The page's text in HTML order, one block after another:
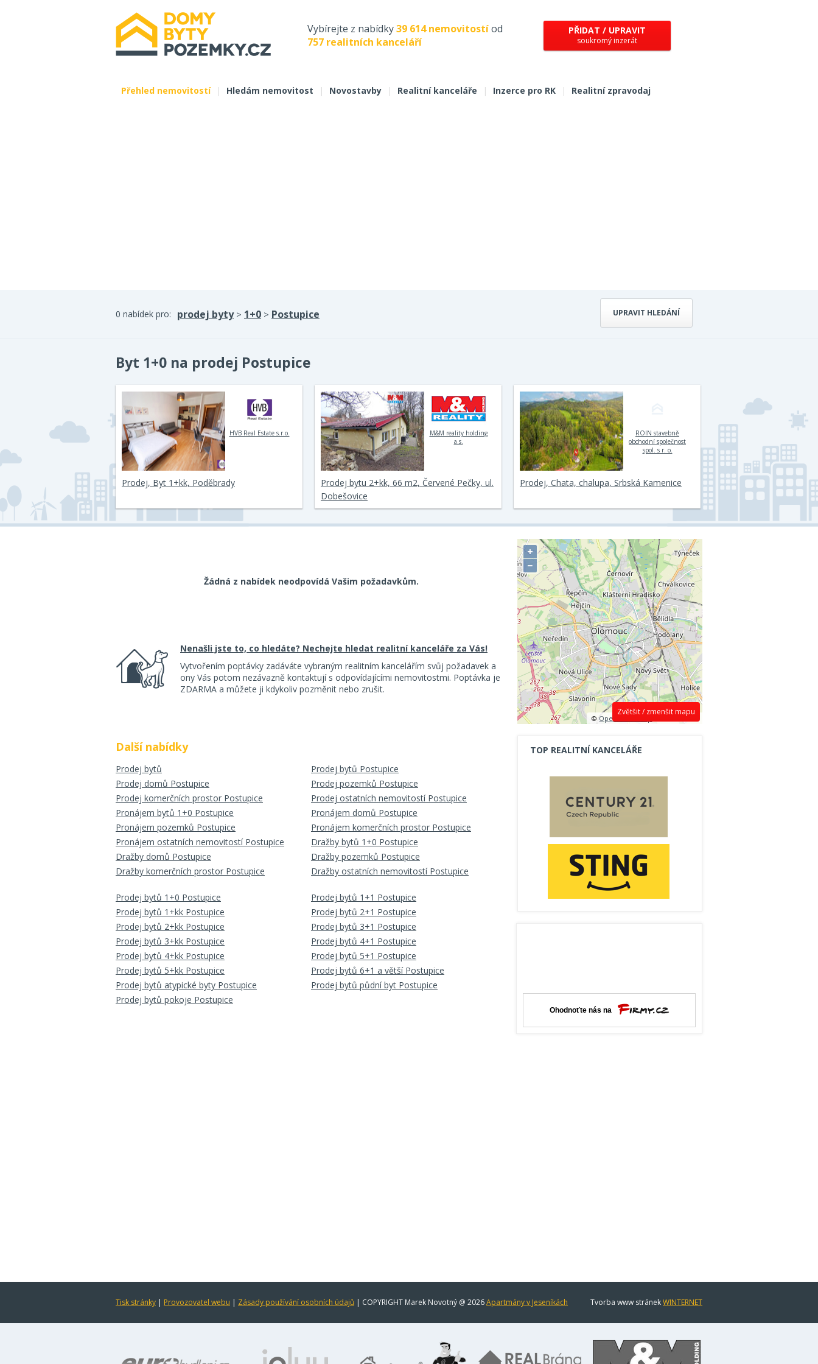
Vybírejte z nabídky39 614 nemovitostíod
757 realitních kanceláří
PŘIDAT / UPRAVIT
soukromý inzerát
Přehled nemovitostí | Hledám nemovitost | Novostavby | Realitní kanceláře | Inzerce pro RK | Realitní zpravodaj
UPRAVIT HLEDÁNÍ
0 nabídek pro: prodej byty> 1+0 > Postupice
Byt 1+0 na prodej Postupice
HVB Real Estate s.r.o.
Prodej, Byt 1+kk, Poděbrady
M&M reality holding
a.s.
Prodej bytu 2+kk, 66 m2, Červené Pečky, ul.
Dobešovice
ROIN stavebně
obchodní společnost
spol. s r. o.
Prodej, Chata, chalupa, Srbská Kamenice
Žádná z nabídek neodpovídá Vašim požadavkům.
Nenašli jste to, co hledáte? Nechejte hledat realitní kanceláře za Vás!
Vytvořením poptávky zadáváte vybraným realitním kancelářím svůj požadavek a
ony Vás potom nezávazně kontaktují s odpovídajícími nemovitostmi. Poptávka je
ZDARMA a můžete ji kdykoliv pozměnit nebo zrušit.
Další nabídky
Prodej bytů
Prodej bytů Postupice
Prodej domů Postupice
Prodej pozemků Postupice
Prodej komerčních prostor Postupice
Prodej ostatních nemovitostí Postupice
Pronájem bytů 1+0 Postupice
Pronájem domů Postupice
Pronájem pozemků Postupice
Pronájem komerčních prostor Postupice
Pronájem ostatních nemovitostí Postupice
Dražby bytů 1+0 Postupice
Dražby domů Postupice
Dražby pozemků Postupice
Dražby komerčních prostor Postupice
Dražby ostatních nemovitostí Postupice
Prodej bytů 1+0 Postupice
Prodej bytů 1+1 Postupice
Prodej bytů 1+kk Postupice
Prodej bytů 2+1 Postupice
Prodej bytů 2+kk Postupice
Prodej bytů 3+1 Postupice
Prodej bytů 3+kk Postupice
Prodej bytů 4+1 Postupice
Prodej bytů 4+kk Postupice
Prodej bytů 5+1 Postupice
Prodej bytů 5+kk Postupice
Prodej bytů 6+1 a větší Postupice
Prodej bytů atypické byty Postupice
Prodej bytů půdní byt Postupice
Prodej bytů pokoje Postupice
Zvětšit / zmenšit mapu
+
−
©OpenStreetMap contributors.
TOP REALITNÍ KANCELÁŘE
Tisk stránky | Provozovatel webu | Zásady používání osobních údajů | COPYRIGHT Marek Novotný @ 2026Apartmány v Jeseníkách Tvorba www stránekWINTERNET